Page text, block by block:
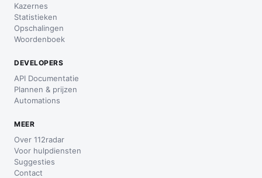
Kazernes
Statistieken
Opschalingen
Woordenboek
DEVELOPERS
API Documentatie
Plannen & prijzen
Automations
MEER
Over 112radar
Voor hulpdiensten
Suggesties
Contact